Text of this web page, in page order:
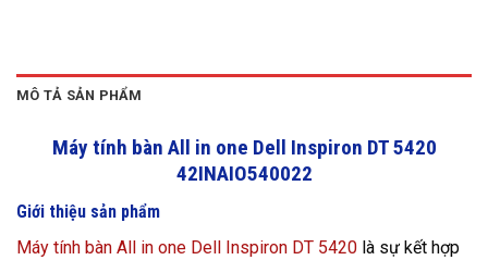
MÔ TẢ SẢN PHẨM
Máy tính bàn All in one Dell Inspiron DT 5420
42INAIO540022
Giới thiệu sản phẩm
Máy tính bàn All in one Dell Inspiron DT 5420 là sự kết hợp